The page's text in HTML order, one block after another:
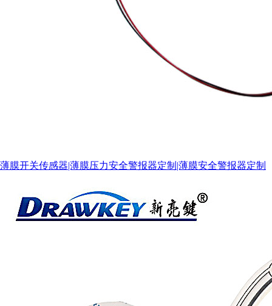
薄膜开关传感器|薄膜压力安全警报器定制|薄膜安全警报器定制